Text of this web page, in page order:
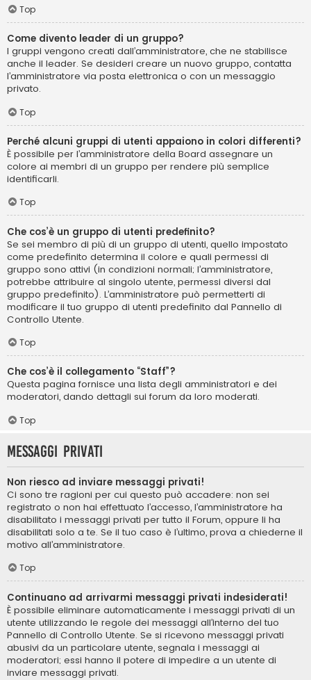
Top
Come divento leader di un gruppo?
I gruppi vengono creati dall’amministratore, che ne stabilisce
anche il leader. Se desideri creare un nuovo gruppo, contatta
l’amministratore via posta elettronica o con un messaggio
privato.
Top
Perché alcuni gruppi di utenti appaiono in colori differenti?
È possibile per l’amministratore della Board assegnare un
colore ai membri di un gruppo per rendere più semplice
identificarli.
Top
Che cos’è un gruppo di utenti predefinito?
Se sei membro di più di un gruppo di utenti, quello impostato
come predefinito determina il colore e quali permessi di
gruppo sono attivi (in condizioni normali; l’amministratore,
potrebbe attribuire al singolo utente, permessi diversi dal
gruppo predefinito). L’amministratore può permetterti di
modificare il tuo gruppo di utenti predefinito dal Pannello di
Controllo Utente.
Top
Che cos’è il collegamento “Staff”?
Questa pagina fornisce una lista degli amministratori e dei
moderatori, dando dettagli sui forum da loro moderati.
Top
Messaggi privati
Non riesco ad inviare messaggi privati!
Ci sono tre ragioni per cui questo può accadere: non sei
registrato o non hai effettuato l’accesso, l’amministratore ha
disabilitato i messaggi privati per tutto il Forum, oppure li ha
disabilitati solo a te. Se il tuo caso è l’ultimo, prova a chiederne il
motivo all’amministratore.
Top
Continuano ad arrivarmi messaggi privati indesiderati!
È possibile eliminare automaticamente i messaggi privati ​​di un
utente utilizzando le regole dei messaggi all’interno del tuo
Pannello di Controllo Utente. Se si ricevono messaggi privati ​​
abusivi da un particolare utente, segnala i messaggi ai
moderatori; essi hanno il potere di impedire a un utente di
inviare messaggi privati​​.